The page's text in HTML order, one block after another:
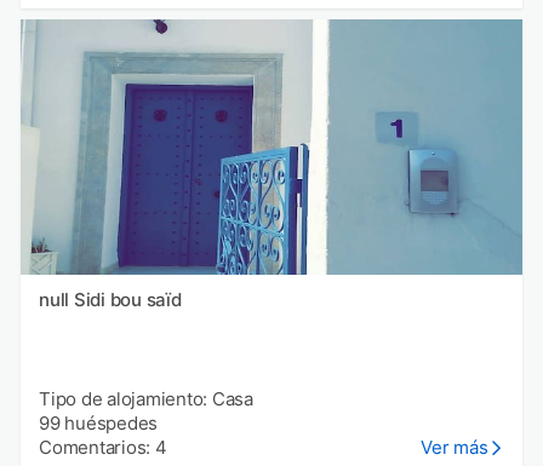
null Sidi bou saïd
Tipo de alojamiento: Casa
99 huéspedes
Comentarios: 4
Ver más